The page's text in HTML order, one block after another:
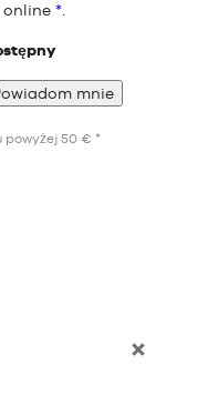
online *.
mnie
powyżej 50 € *